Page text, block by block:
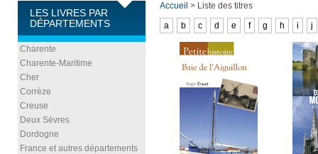
LES LIVRES PAR
DÉPARTEMENTS
Charente
Charente-Maritime
Cher
Corrèze
Creuse
Deux Sèvres
Dordogne
France et autres départements
Accueil > Liste des titres
a
b c d e f g h i j